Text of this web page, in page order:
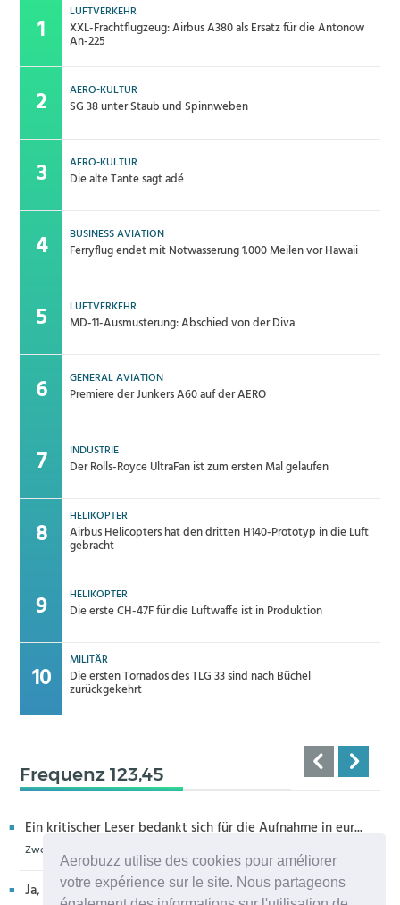
Aerobuzz utilise des cookies pour améliorer
votre expérience sur le site. Nous partageons
LUFTVERKEHR
XXL-Frachtflugzeug: Airbus A380 als Ersatz für die Antonow
An-225
AERO-KULTUR
SG 38 unter Staub und Spinnweben
AERO-KULTUR
Die alte Tante sagt adé
BUSINESS AVIATION
Ferryflug endet mit Notwasserung 1.000 Meilen vor Hawaii
LUFTVERKEHR
MD-11-Ausmusterung: Abschied von der Diva
GENERAL AVIATION
Premiere der Junkers A60 auf der AERO
INDUSTRIE
Der Rolls-Royce UltraFan ist zum ersten Mal gelaufen
HELIKOPTER
Airbus Helicopters hat den dritten H140-Prototyp in die Luft
gebracht
HELIKOPTER
Die erste CH-47F für die Luftwaffe ist in Produktion
MILITÄR
Die ersten Tornados des TLG 33 sind nach Büchel
zurückgekehrt
Frequenz 123,45
Ein kritischer Leser bedankt sich für die Aufnahme in eur...
Zweiter H160M-Prototyp fliegt
Ja, sehr bedauerlich diese Entwicklung, die allenthalben um